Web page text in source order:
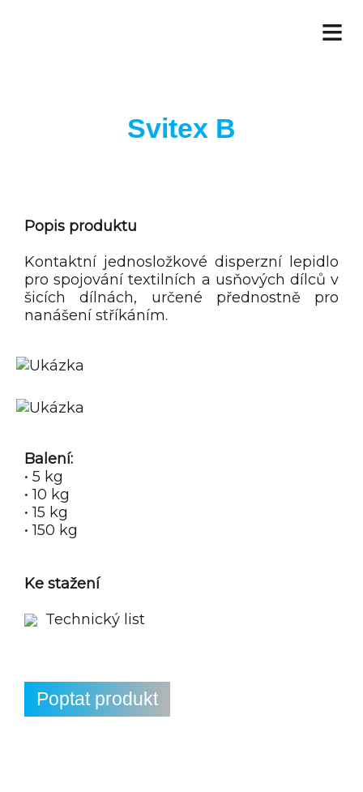
≡
Svitex B
Popis produktu
Kontaktní jednosložkové disperzní lepidlo
pro spojování textilních a usňových dílců v
šicích dílnách, určené přednostně pro
nanášení stříkáním.
Balení:
• 5 kg
• 10 kg
• 15 kg
• 150 kg
Ke stažení
Technický list
Poptat produkt